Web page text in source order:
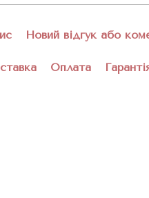
Новий відгук або
Оплата